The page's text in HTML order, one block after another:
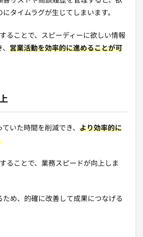
タイムラグが生じてしまいます。
ることで、スピーディーに欲しい情報
営業活動を効率的に進めることが可
いた時間を削減でき、 より効率的に
ることで、業務スピードが向上しま
め、的確に改善して成果につなげる